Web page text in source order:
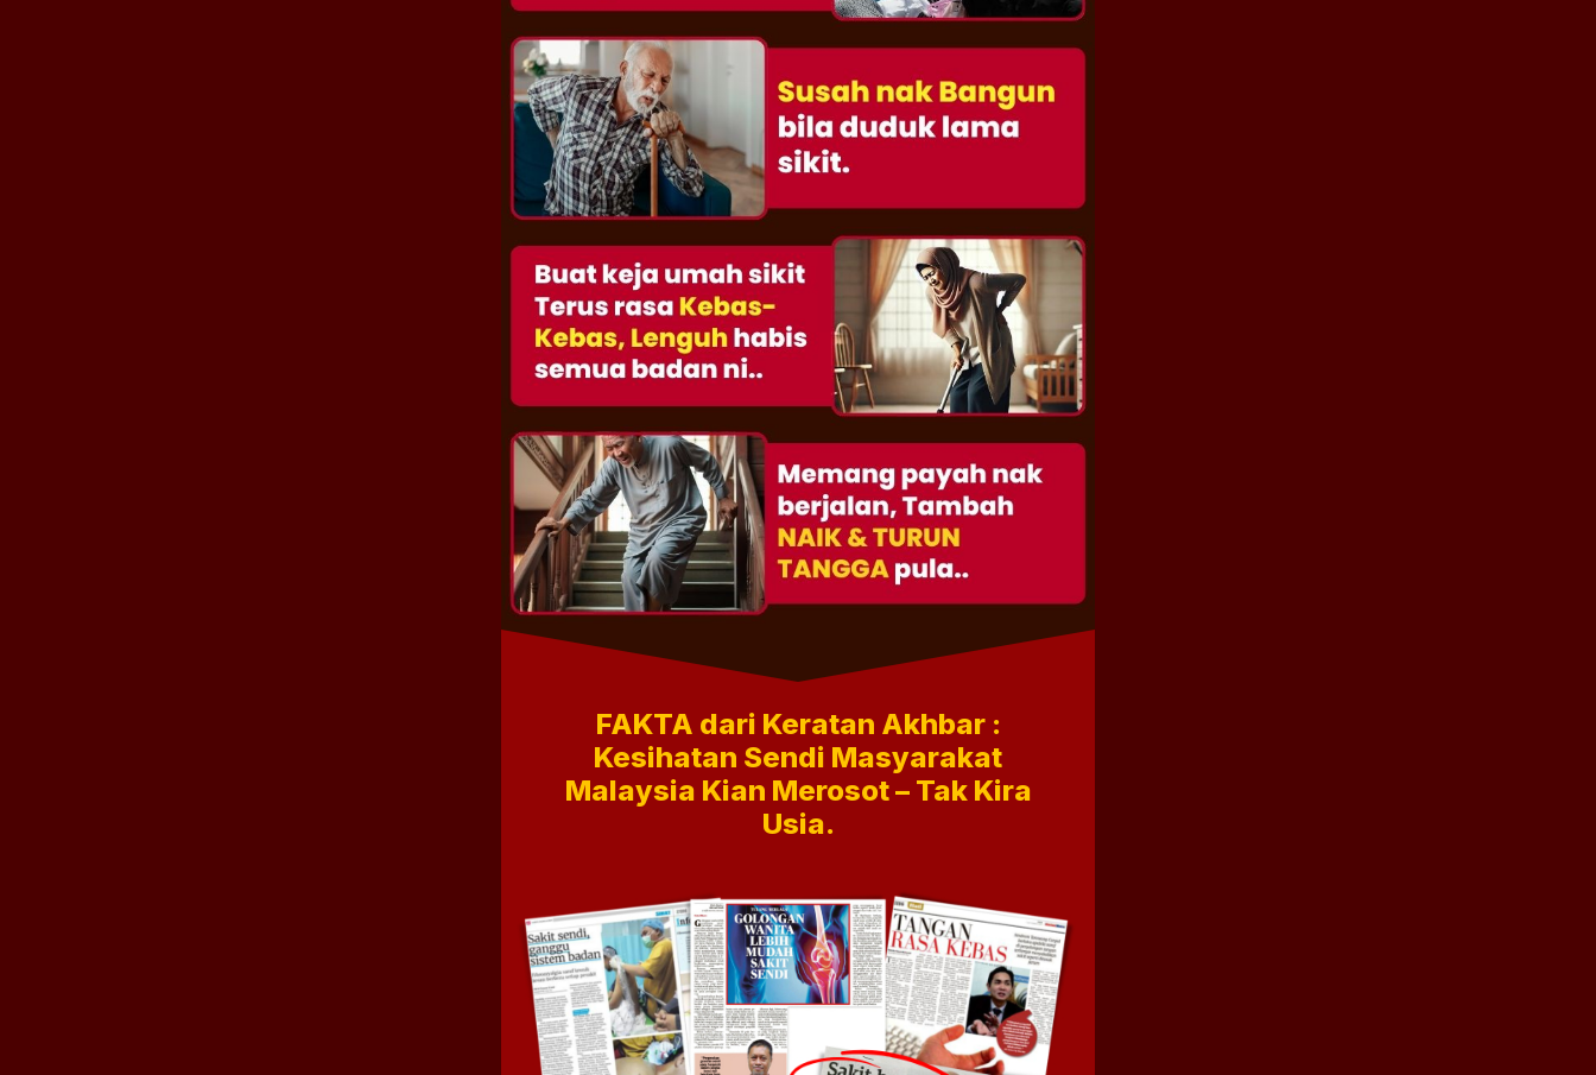
FAKTA dari Keratan Akhbar :
Kesihatan Sendi Masyarakat
Malaysia ‍Kian Merosot – Tak Kira
Usia.